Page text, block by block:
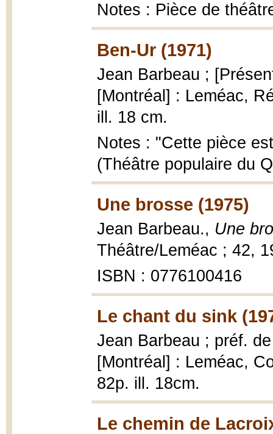
Notes : Pièce de
Ben-Ur (1971)
Jean Barbeau ;
[Montréal] : Leméac,
ill. 18 cm.
Notes : "Cette pièce
(Théâtre populaire du
Une brosse (1975)
Jean Barbeau., Une
Théâtre/Leméac ; 42,
ISBN : 0776100416
Le chant du sink
Jean Barbeau ; préf.
[Montréal] : Leméac,
82p. ill. 18cm.
Le chemin de